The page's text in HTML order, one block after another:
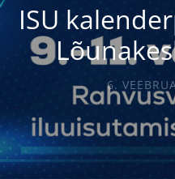
ISU
6.